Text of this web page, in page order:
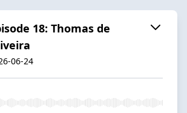
18: Thomas de
06-24